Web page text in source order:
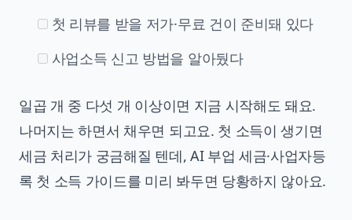
첫 리뷰를 받을 저가·무료 건이 준비돼 있다
사업소득 신고 방법을 알아뒀다
일곱 개 중 다섯 개 이상이면 지금 시작해도 돼요.
나머지는 하면서 채우면 되고요. 첫 소득이 생기면
세금 처리가 궁금해질 텐데, AI 부업 세금·사업자등
록 첫 소득 가이드를 미리 봐두면 당황하지 않아요.